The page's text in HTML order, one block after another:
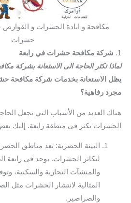
مكافحة و ابادة الحشرات و
حشرات
1.
شركة مكافحة حشرات في رابعة
لماذا تكثر الحاجة الى الاستعانة بشركة
يظل الاستعانة بخدمات شركة مكافحة
مجرد رفاهية؟
هناك العديد من الأسباب التي تجعل
الحشرات تكثر في منطقة رابعة. إليك
البيئة الحضرية: تعد مناطق
لتكاثر الحشرات. يوجد في رابعة
والمنشآت التجارية والسكنية،
المثالية لانتشار الحشرات مثل
والصراصير.